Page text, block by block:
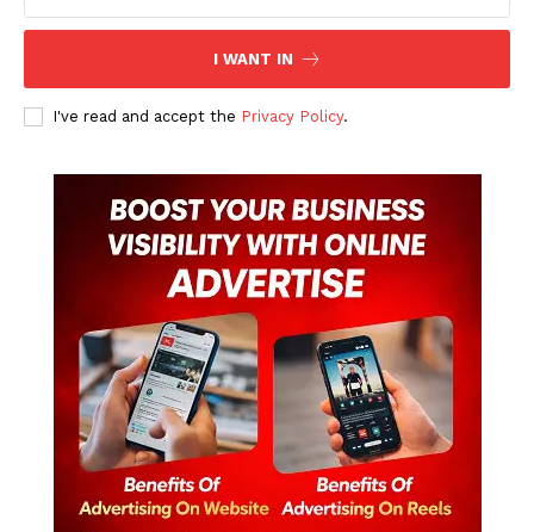
I WANT IN
I've read and accept the Privacy Policy.